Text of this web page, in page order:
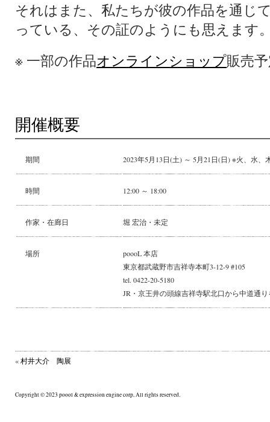
それはまた、私たちが彼の作品を通じ
っている、その証のようにも思えます
※ 一部の作品オンラインショップ販売
開催概要
期間 2023年5月13日(土) ～ 5月21日(日) ※火、水、
時間 12:00 ～ 18:00
作家・在廊日 堀 宏治・未定
場所
poooL 本店
東京都武蔵野市吉祥寺本町3-12-9 #105
tel. 0422-20-5180
JR・京王井の頭線吉祥寺駅北口から中道通り
«村井大介 陶展
Copyright © 2023 poool & expression engine corp, All rights reserved.